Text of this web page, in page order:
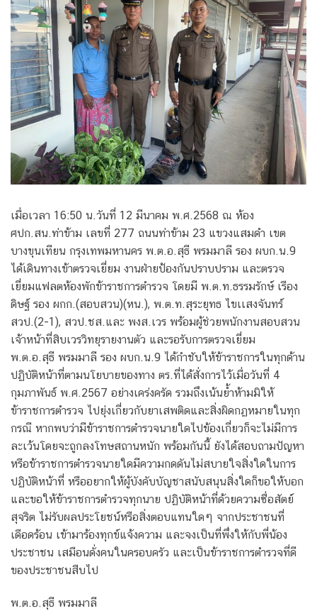
เมื่อเวลา 16:50 น.วันที่ 12 มีนาคม พ.ศ.2568 ณ ห้อง
ศปก.สน.ท่าข้าม เลขที่ 277 ถนนท่าข้าม 23 แขวงแสมดำ เขต
บางขุนเทียน กรุงเทพมหานคร พ.ต.อ.สุธี พรมมาลี รอง ผบก.น.9
ได้เดินทางเข้าตรวจเยี่ยม งานฝ่ายป้องกันปราบปราม และตรวจ
เยี่ยมแฟลตห้องพักข้าราชการตำรวจ โดยมี พ.ต.ท.ธรรมรักษ์ เรือง
ดิษฐ์ รอง ผกก.(สอบสวน)(หน.), พ.ต.ท.สุระยุทธ ไขเเสงจันทร์
สวป.(2-1), สวป.ชส.และ พงส.เวร พร้อมผู้ช่วยพนักงานสอบสวน
เจ้าหน้าที่สิบเวรวิทยุรายงานตัว และรอรับการตรวจเยี่ยม
พ.ต.อ.สุธี พรมมาลี รอง ผบก.น.9 ได้กำชับให้ข้าราชการในทุกด้าน
ปฏิบัติหน้าที่ตามนโยบายของทาง ตร.ที่ได้สั่งการไว้เมื่อวันที่ 4
กุมภาพันธ์ พ.ศ.2567 อย่างเคร่งครัด รวมถึงเน้นย้ำห้ามมิให้
ข้าราชการตำรวจ ไปยุ่งเกี่ยวกับยาเสพติดและสิ่งผิดกฏหมายในทุก
กรณี หากพบว่ามีข้าราชการตำรวจนายใดไปข้องเกี่ยวก็จะไม่มีการ
ละเว้นโดยจะถูกลงโทษสถานหนัก พร้อมกันนี้ ยังได้สอบถามปัญหา
หรือข้าราชการตำรวจนายใดมีความกดดันไม่สบายใจสิ่งใดในการ
ปฏิบัติหน้าที่ หรืออยากให้ผู้บังคับบัญชาสนับสนุนสิ่งใดก็ขอให้บอก
และขอให้ข้าราชการตำรวจทุกนาย ปฏิบัติหน้าที่ด้วยความซื่อสัตย์
สุจริต ไม่รับผลประโยชน์หรือสิ่งตอบแทนใดๆ จากประชาชนที่
เดือดร้อน เข้ามาร้องทุกข์แจ้งความ และจงเป็นที่พึ่งให้กับพี่น้อง
ประชาชน เสมือนดั่งคนในครอบครัว และเป็นข้าราชการตำรวจที่ดี
ของประชาชนสืบไป
พ.ต.อ.สุธี พรมมาลี